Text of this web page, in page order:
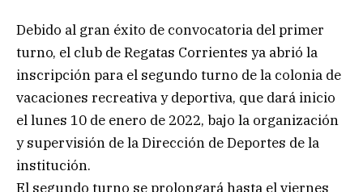
Debido al gran éxito de convocatoria del primer
turno, el club de Regatas Corrientes ya abrió la
inscripción para el segundo turno de la colonia de
vacaciones recreativa y deportiva, que dará inicio
el lunes 10 de enero de 2022, bajo la organización
y supervisión de la Dirección de Deportes de la
institución.
El segundo turno se prolongará hasta el viernes